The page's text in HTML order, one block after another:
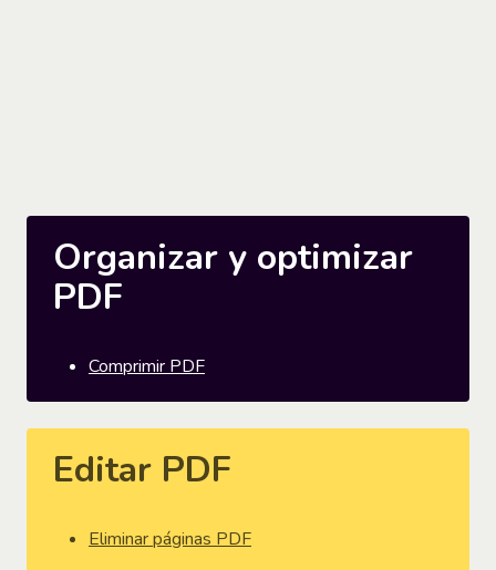
Organizar y optimizar
PDF
Comprimir PDF
Editar PDF
Eliminar páginas PDF